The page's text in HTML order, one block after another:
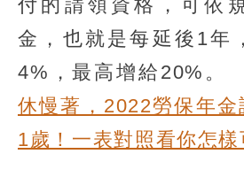
付的請領資格，可依
金，也就是每延後1年
4%，最高增給20%。
休慢著，2022勞保年金
1歲！一表對照看你怎樣